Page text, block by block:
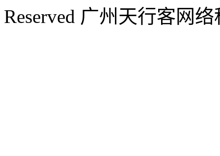
Reserved 广州天行客网